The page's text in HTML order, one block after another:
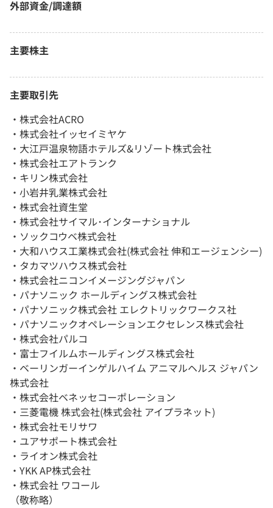
外部資金/調達額
主要株主
主要取引先
・株式会社ACRO
・株式会社イッセイミヤケ
・大江戸温泉物語ホテルズ&リゾート株式会社
・株式会社エアトランク
・キリン株式会社
・小岩井乳業株式会社
・株式会社資生堂
・株式会社サイマル･インターナショナル
・ソックコウベ株式会社
・大和ハウス工業株式会社(株式会社 伸和エージェンシー)
・タカマツハウス株式会社
・株式会社ニコンイメージングジャパン
・パナソニック ホールディングス株式会社
・パナソニック株式会社 エレクトリックワークス社
・パナソニックオペレーションエクセレンス株式会社
・株式会社パルコ
・富士フイルムホールディングス株式会社
・ベーリンガーインゲルハイム アニマルヘルス ジャパン
株式会社
・株式会社ベネッセコーポレーション
・三菱電機 株式会社(株式会社 アイプラネット)
・株式会社モリサワ
・ユアサポート株式会社
・ライオン株式会社
・YKK AP株式会社
・株式会社 ワコール
（敬称略）